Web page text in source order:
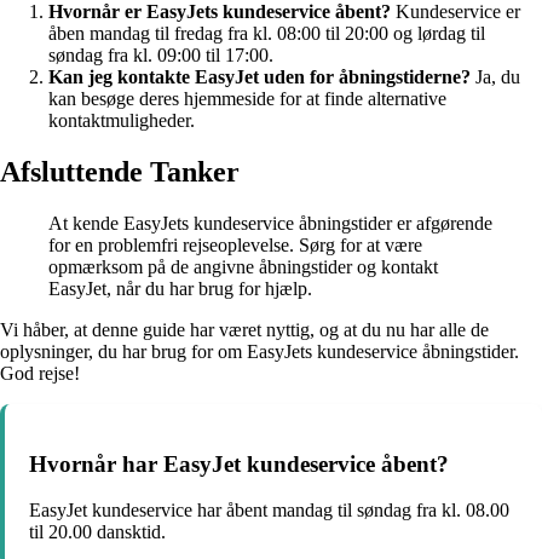
Hvornår er EasyJets kundeservice åbent? Kundeservice er
åben mandag til fredag fra kl. 08:00 til 20:00 og lørdag til
søndag fra kl. 09:00 til 17:00.
Kan jeg kontakte EasyJet uden for åbningstiderne? Ja, du
kan besøge deres hjemmeside for at finde alternative
kontaktmuligheder.
Afsluttende Tanker
At kende EasyJets kundeservice åbningstider er afgørende
for en problemfri rejseoplevelse. Sørg for at være
opmærksom på de angivne åbningstider og kontakt
EasyJet, når du har brug for hjælp.
Vi håber, at denne guide har været nyttig, og at du nu har alle de
oplysninger, du har brug for om EasyJets kundeservice åbningstider.
God rejse!
Hvornår har EasyJet kundeservice åbent?
EasyJet kundeservice har åbent mandag til søndag fra kl. 08.00
til 20.00 dansktid.